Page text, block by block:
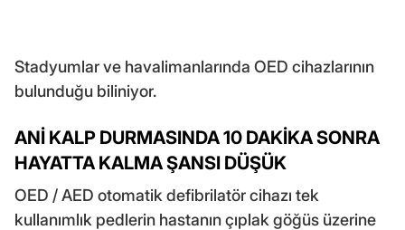
Stadyumlar ve havalimanlarında OED cihazlarının
bulunduğu biliniyor.
ANİ KALP DURMASINDA 10 DAKİKA SONRA
HAYATTA KALMA ŞANSI DÜŞÜK
OED / AED otomatik defibrilatör cihazı tek
kullanımlık pedlerin hastanın çıplak göğüs üzerine